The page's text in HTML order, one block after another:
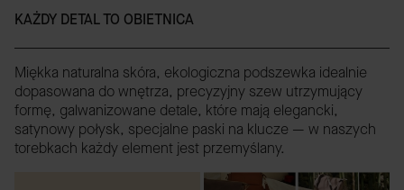
KAŻDY DETAL TO OBIETNICA
Miękka naturalna skóra, ekologiczna podszewka idealnie
dopasowana do wnętrza, precyzyjny szew utrzymujący
formę, galwanizowane detale, które mają elegancki,
satynowy połysk, specjalne paski na klucze — w naszych
torebkach każdy element jest przemyślany.